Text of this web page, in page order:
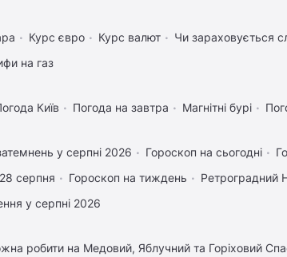
Курс євро Курс валют Чи зараховується
на газ
Київ Погода на завтра Магнітні бурі
у серпні 2026 Гороскоп на сьогодні
серпня
Гороскоп на тиждень
Ретроградний
у серпні 2026
робити на Медовий, Яблучний та Горіховий